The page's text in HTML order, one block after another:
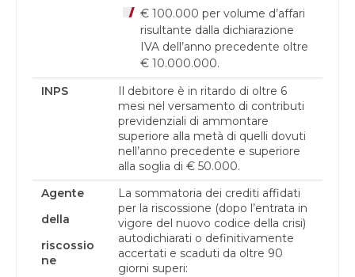
€ 100.000 per volume d’affari
risultante dalla dichiarazione
IVA dell’anno precedente oltre
€ 10.000.000.
INPS
Il debitore è in ritardo di oltre 6
mesi nel versamento di contributi
previdenziali di ammontare
superiore alla metà di quelli dovuti
nell’anno precedente e superiore
alla soglia di € 50.000.
Agente
della
riscossio
ne
La sommatoria dei crediti affidati
per la riscossione (dopo l’entrata in
vigore del nuovo codice della crisi)
autodichiarati o definitivamente
accertati e scaduti da oltre 90
giorni superi: